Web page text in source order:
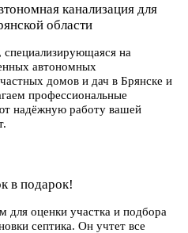
канализация для
области
на
автономных
домов и дач в Брянске и
профессиональные
надёжную работу вашей
в подарок!
для оценки участка и подбора
септика. Он учтет все